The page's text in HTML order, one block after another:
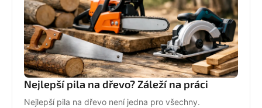
Nejlepší pila na dřevo? Záleží na práci
Nejlepší pila na dřevo není jedna pro všechny.